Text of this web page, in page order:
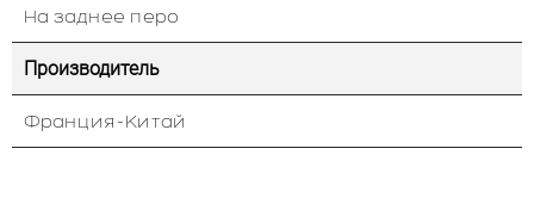
На заднее перо
Производитель
Франция-Китай